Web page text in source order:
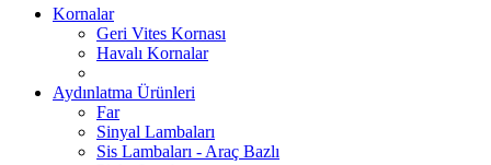
Kornalar
Geri Vites Kornası
Havalı Kornalar
Aydınlatma Ürünleri
Far
Sinyal Lambaları
Sis Lambaları - Araç Bazlı